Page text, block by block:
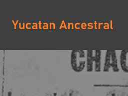
contenido
YUCATAN ANCESTRAL